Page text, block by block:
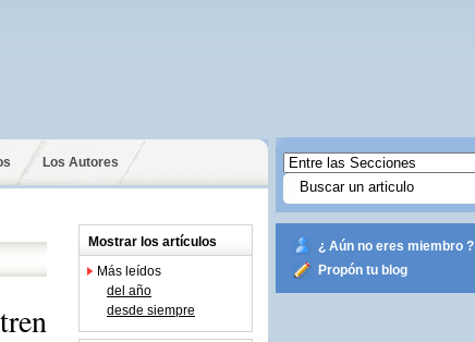
Los Autores
Mostrar los artículos
Más leídos
del año
desde siempre
¿ Aún no eres miembro ?
Propón tu blog